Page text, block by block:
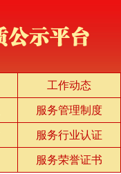
工作动态
服务管理制度
服务行业认证
服务荣誉证书